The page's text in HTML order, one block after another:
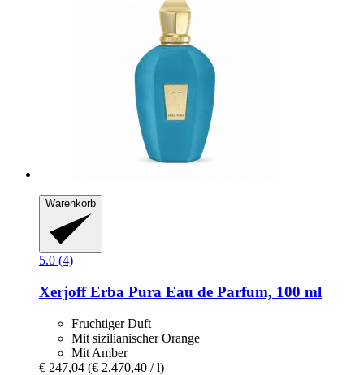
Warenkorb
5.0 (4)
XerjoffErba Pura Eau de Parfum, 100 ml
Fruchtiger Duft
Mit sizilianischer Orange
Mit Amber
€ 247,04 (€ 2.470,40 / l)